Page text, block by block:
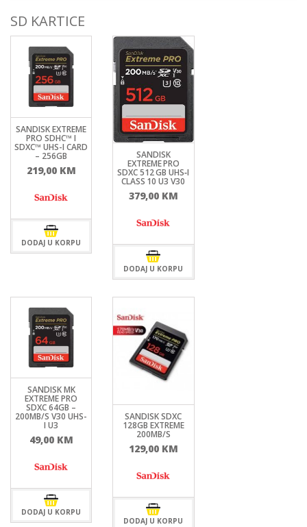
SD KARTICE
SANDISK EXTREME
PRO SDHC™ I
SDXC™ UHS-I CARD
– 256GB
219,00 KM
DODAJ U KORPU
SANDISK
EXTREME PRO
SDXC 512 GB UHS‑I
CLASS 10 U3 V30
379,00 KM
DODAJ U KORPU
SANDISK MK
EXTREME PRO
SDXC 64GB –
200MB/S V30 UHS-
I U3
49,00 KM
DODAJ U KORPU
SANDISK SDXC
128GB EXTREME
200MB/S
129,00 KM
DODAJ U KORPU